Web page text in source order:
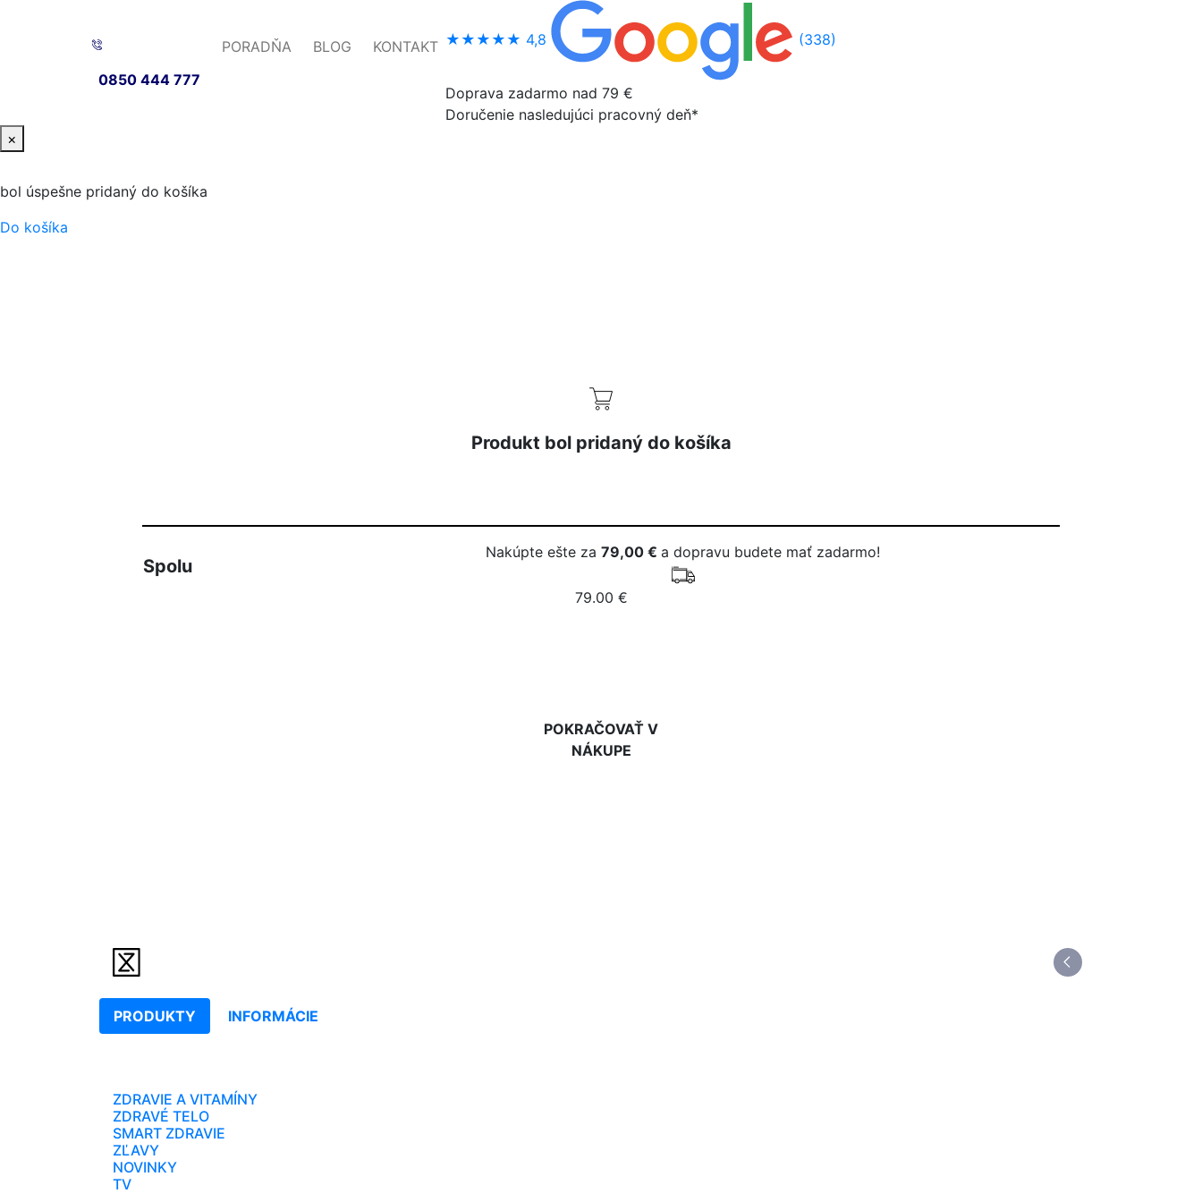
0850 444 777
PORADŇA BLOG KONTAKT ★★★★★ 4,8 (338)
Doprava zadarmo nad 79 €
Doručenie nasledujúci pracovný deň*
×
bol úspešne pridaný do košíka
Do košíka
Produkt bol pridaný do košíka
Spolu
Nakúpte ešte za 79,00 € a dopravu budete mať zadarmo!
79.00 €
POKRAČOVAŤ V
NÁKUPE
PRODUKTY INFORMÁCIE
ZDRAVIE A VITAMÍNY
ZDRAVÉ TELO
SMART ZDRAVIE
ZĽAVY
NOVINKY
TV